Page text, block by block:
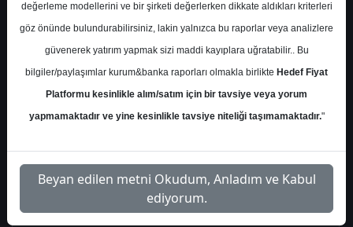
Kurum Sayısı
18
9 2
Paralel
Get.
2
Üstü
Get.
2
Yok
2
1
değerleme modellerini ve bir şirketi değerlerken dikkate aldıkları kriterleri
göz önünde bulundurabilirsiniz, lakin yalnızca bu raporlar veya analizlere
güvenerek yatırım yapmak sizi maddi kayıplara uğratabilir.. Bu
bilgiler/paylaşımlar kurum&banka raporları olmakla birlikte Hedef Fiyat
Platformu kesinlikle alım/satım için bir tavsiye veya yorum
yapmamaktadır ve yine kesinlikle tavsiye niteliği taşımamaktadır."
Beyan edilen metni Okudum, Anladım ve Kabul
ediyorum.